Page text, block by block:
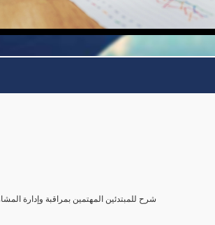
شرح للمبتدئين المهتمين بمراقبة وإدارة